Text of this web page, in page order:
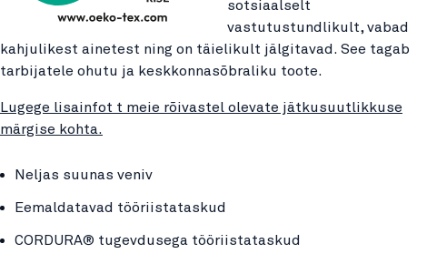
sotsiaalselt
vastutustundlikult, vabad
kahjulikest ainetest ning on täielikult jälgitavad. See tagab
tarbijatele ohutu ja keskkonnasõbraliku toote.
Lugege lisainfot t meie rõivastel olevate jätkusuutlikkuse
märgise kohta.
Neljas suunas veniv
Eemaldatavad tööriistataskud
CORDURA® tugevdusega tööriistataskud